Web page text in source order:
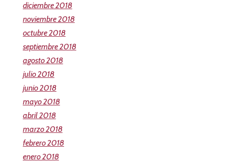
diciembre 2018
noviembre 2018
octubre 2018
septiembre 2018
agosto 2018
julio 2018
junio 2018
mayo 2018
abril 2018
marzo 2018
febrero 2018
enero 2018